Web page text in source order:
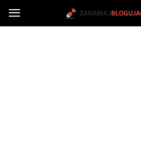
Jak